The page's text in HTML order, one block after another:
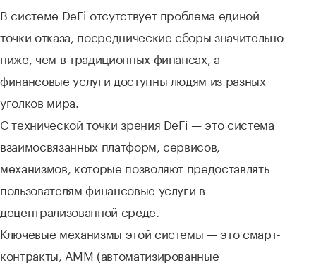
В системе DeFi отсутствует проблема единой
точки отказа, посреднические сборы значительно
ниже, чем в традиционных финансах, а
финансовые услуги доступны людям из разных
уголков мира.
С технической точки зрения DeFi — это система
взаимосвязанных платформ, сервисов,
механизмов, которые позволяют предоставлять
пользователям финансовые услуги в
децентрализованной среде.
Ключевые механизмы этой системы — это смарт-
контракты, АММ (автоматизированные